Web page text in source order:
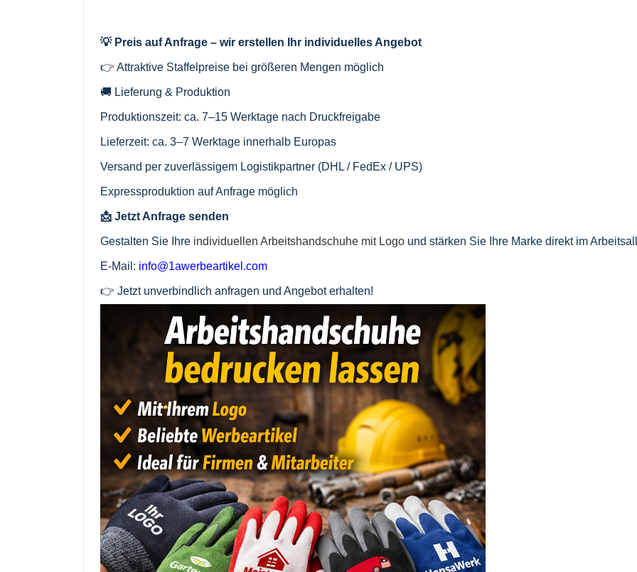
💡 Preis auf Anfrage – wir erstellen Ihr individuelles Angebot
👉 Attraktive Staffelpreise bei größeren Mengen möglich
🚚 Lieferung & Produktion
Produktionszeit: ca. 7–15 Werktage nach Druckfreigabe
Lieferzeit: ca. 3–7 Werktage innerhalb Europas
Versand per zuverlässigem Logistikpartner (DHL / FedEx / UPS)
Expressproduktion auf Anfrage möglich
📩 Jetzt Anfrage senden
Gestalten Sie Ihre individuellen Arbeitshandschuhe mit Logo und stärken Sie Ihre Marke direkt im
E-Mail: info@1awerbeartikel.com
👉 Jetzt unverbindlich anfragen und Angebot erhalten!